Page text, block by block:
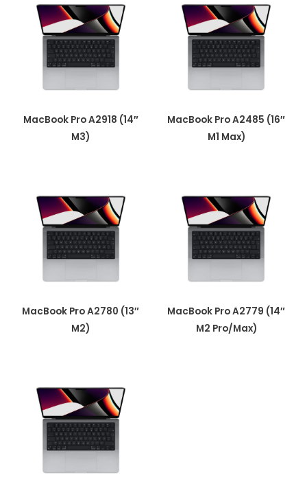
MacBook Pro A2918 (14″
M3)
MacBook Pro A2485 (16″
M1 Max)
MacBook Pro A2780 (13″
M2)
MacBook Pro A2779 (14″
M2 Pro/Max)